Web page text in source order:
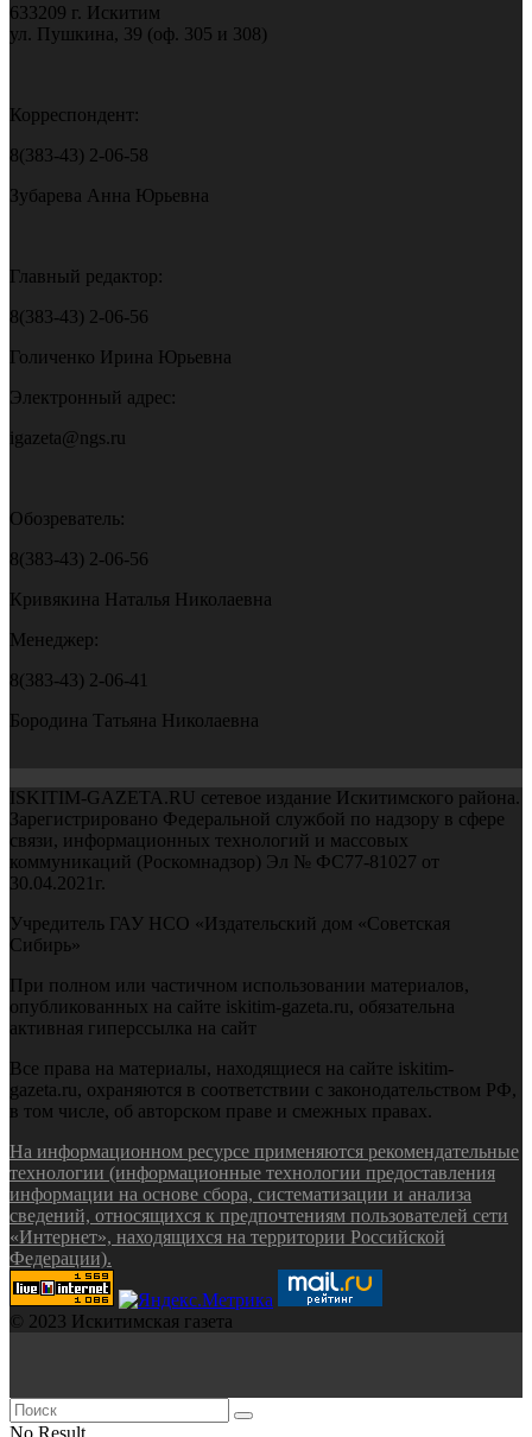
633209 г. Искитим
ул. Пушкина, 39 (оф. 305 и 308)
Корреспондент:
8(383-43) 2-06-58
Зубарева Анна Юрьевна
Главный редактор:
8(383-43) 2-06-56
Голиченко Ирина Юрьевна
Электронный адрес:
igazeta@ngs.ru
Обозреватель:
8(383-43) 2-06-56
Кривякина Наталья Николаевна
Менеджер:
8(383-43) 2-06-41
Бородина Татьяна Николаевна
ISKITIM-GAZETA.RU сетевое издание Искитимского района.
Зарегистрировано Федеральной службой по надзору в сфере
связи, информационных технологий и массовых
коммуникаций (Роскомнадзор) Эл № ФС77-81027 от
30.04.2021г.
Учредитель ГАУ НСО «Издательский дом «Советская
Сибирь»
При полном или частичном использовании материалов,
опубликованных на сайте iskitim-gazeta.ru, обязательна
активная гиперссылка на сайт
Все права на материалы, находящиеся на сайте iskitim-
gazeta.ru, охраняются в соответствии с законодательством РФ,
в том числе, об авторском праве и смежных правах.
На информационном ресурсе применяются рекомендательные
технологии (информационные технологии предоставления
информации на основе сбора, систематизации и анализа
сведений, относящихся к предпочтениям пользователей сети
«Интернет», находящихся на территории Российской
Федерации).
© 2023 Искитимская газета
No Result